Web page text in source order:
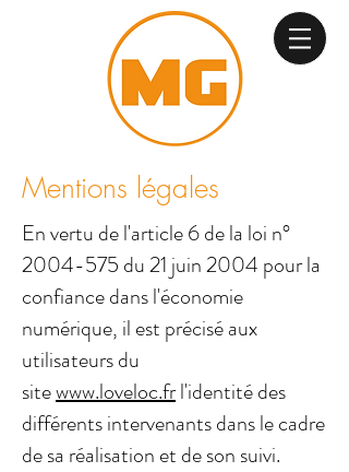
Mentions légales
En vertu de l'article 6 de la loi n°
2004-575 du 21 juin 2004 pour la
confiance dans l'économie
numérique, il est précisé aux
utilisateurs du
sitewww.loveloc.frl'identité des
différents intervenants dans le cadre
de sa réalisation et de son suivi.